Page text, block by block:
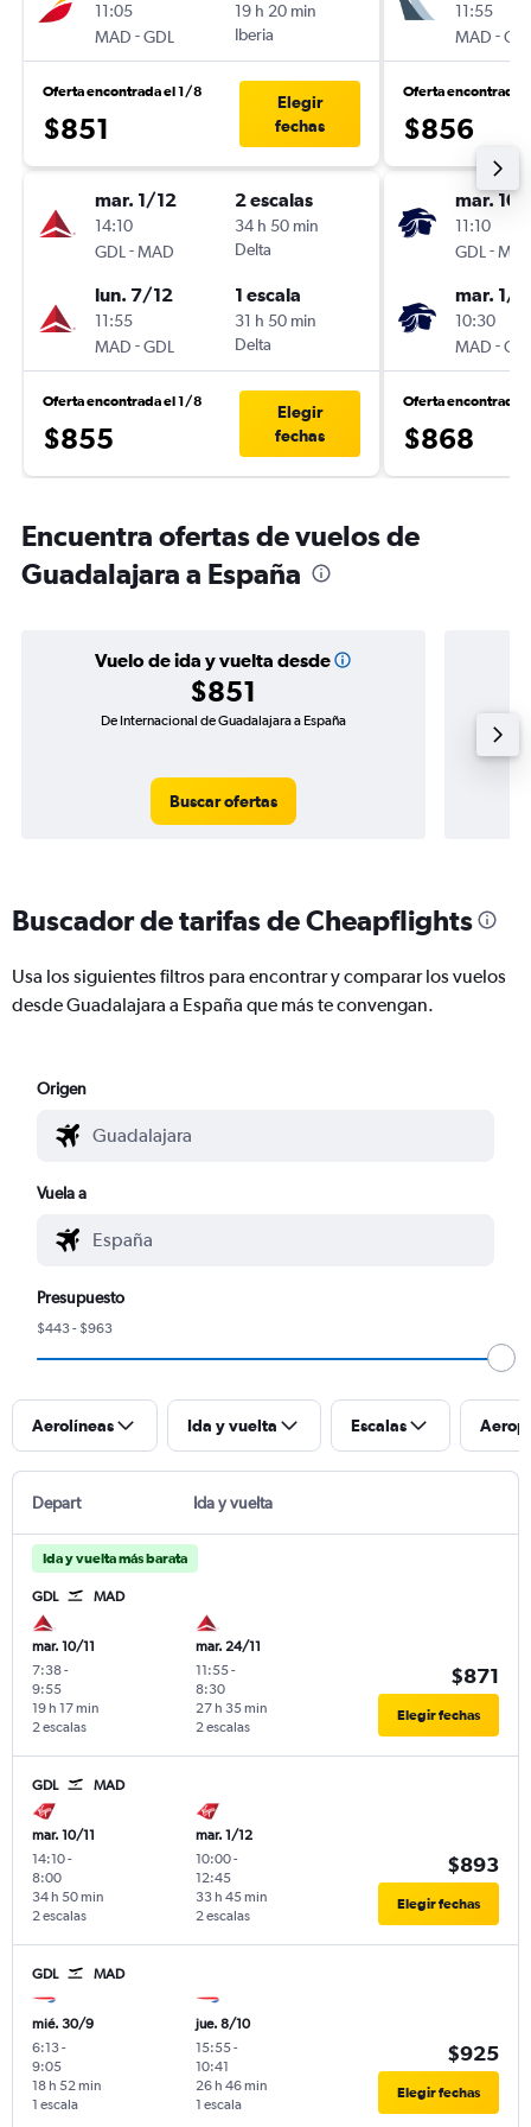
11:05
MAD -GDL
19 h 20 min
Iberia
Oferta encontrada el 1/8
$851
Elegir
fechas
mar. 1/12
14:10
GDL -MAD
2 escalas
34 h 50 min
Delta
lun. 7/12
11:55
MAD -GDL
1 escala
31 h 50 min
Delta
Oferta encontrada el 1/8
$855
Elegir
fechas
11:55
MAD -
Oferta encontrada
$856
mar. 10/
11:10
GDL -
mar. 1/
10:30
MAD -
Oferta encontrada
$868
Encuentra ofertas de vuelos de
Guadalajara a España
Vuelo de ida y vuelta desde
$851
De Internacional de Guadalajara a España
Buscar ofertas
Buscador de tarifas de Cheapflights
Usa los siguientes filtros para encontrar y comparar los vuelos
desde Guadalajara a España que más te convengan.
Origen
Vuela a
Presupuesto
$443 - $963
Aerolíneas Ida y vuelta Escalas
Depart Ida y vuelta
Ida y vuelta más barata
GDL MAD
mar. 10/11
7:38-
9:55
2 escalas
19 h 17 min
mar. 24/11
11:55-
8:30
2 escalas
27 h 35 min
$871
Elegir fechas
GDL MAD
mar. 10/11
14:10-
8:00
2 escalas
34 h 50 min
mar. 1/12
10:00-
12:45
2 escalas
33 h 45 min
$893
Elegir fechas
GDL MAD
mié. 30/9
6:13-
9:05
1 escala
18 h 52 min
jue. 8/10
15:55-
10:41
1 escala
26 h 46 min
$925
Elegir fechas